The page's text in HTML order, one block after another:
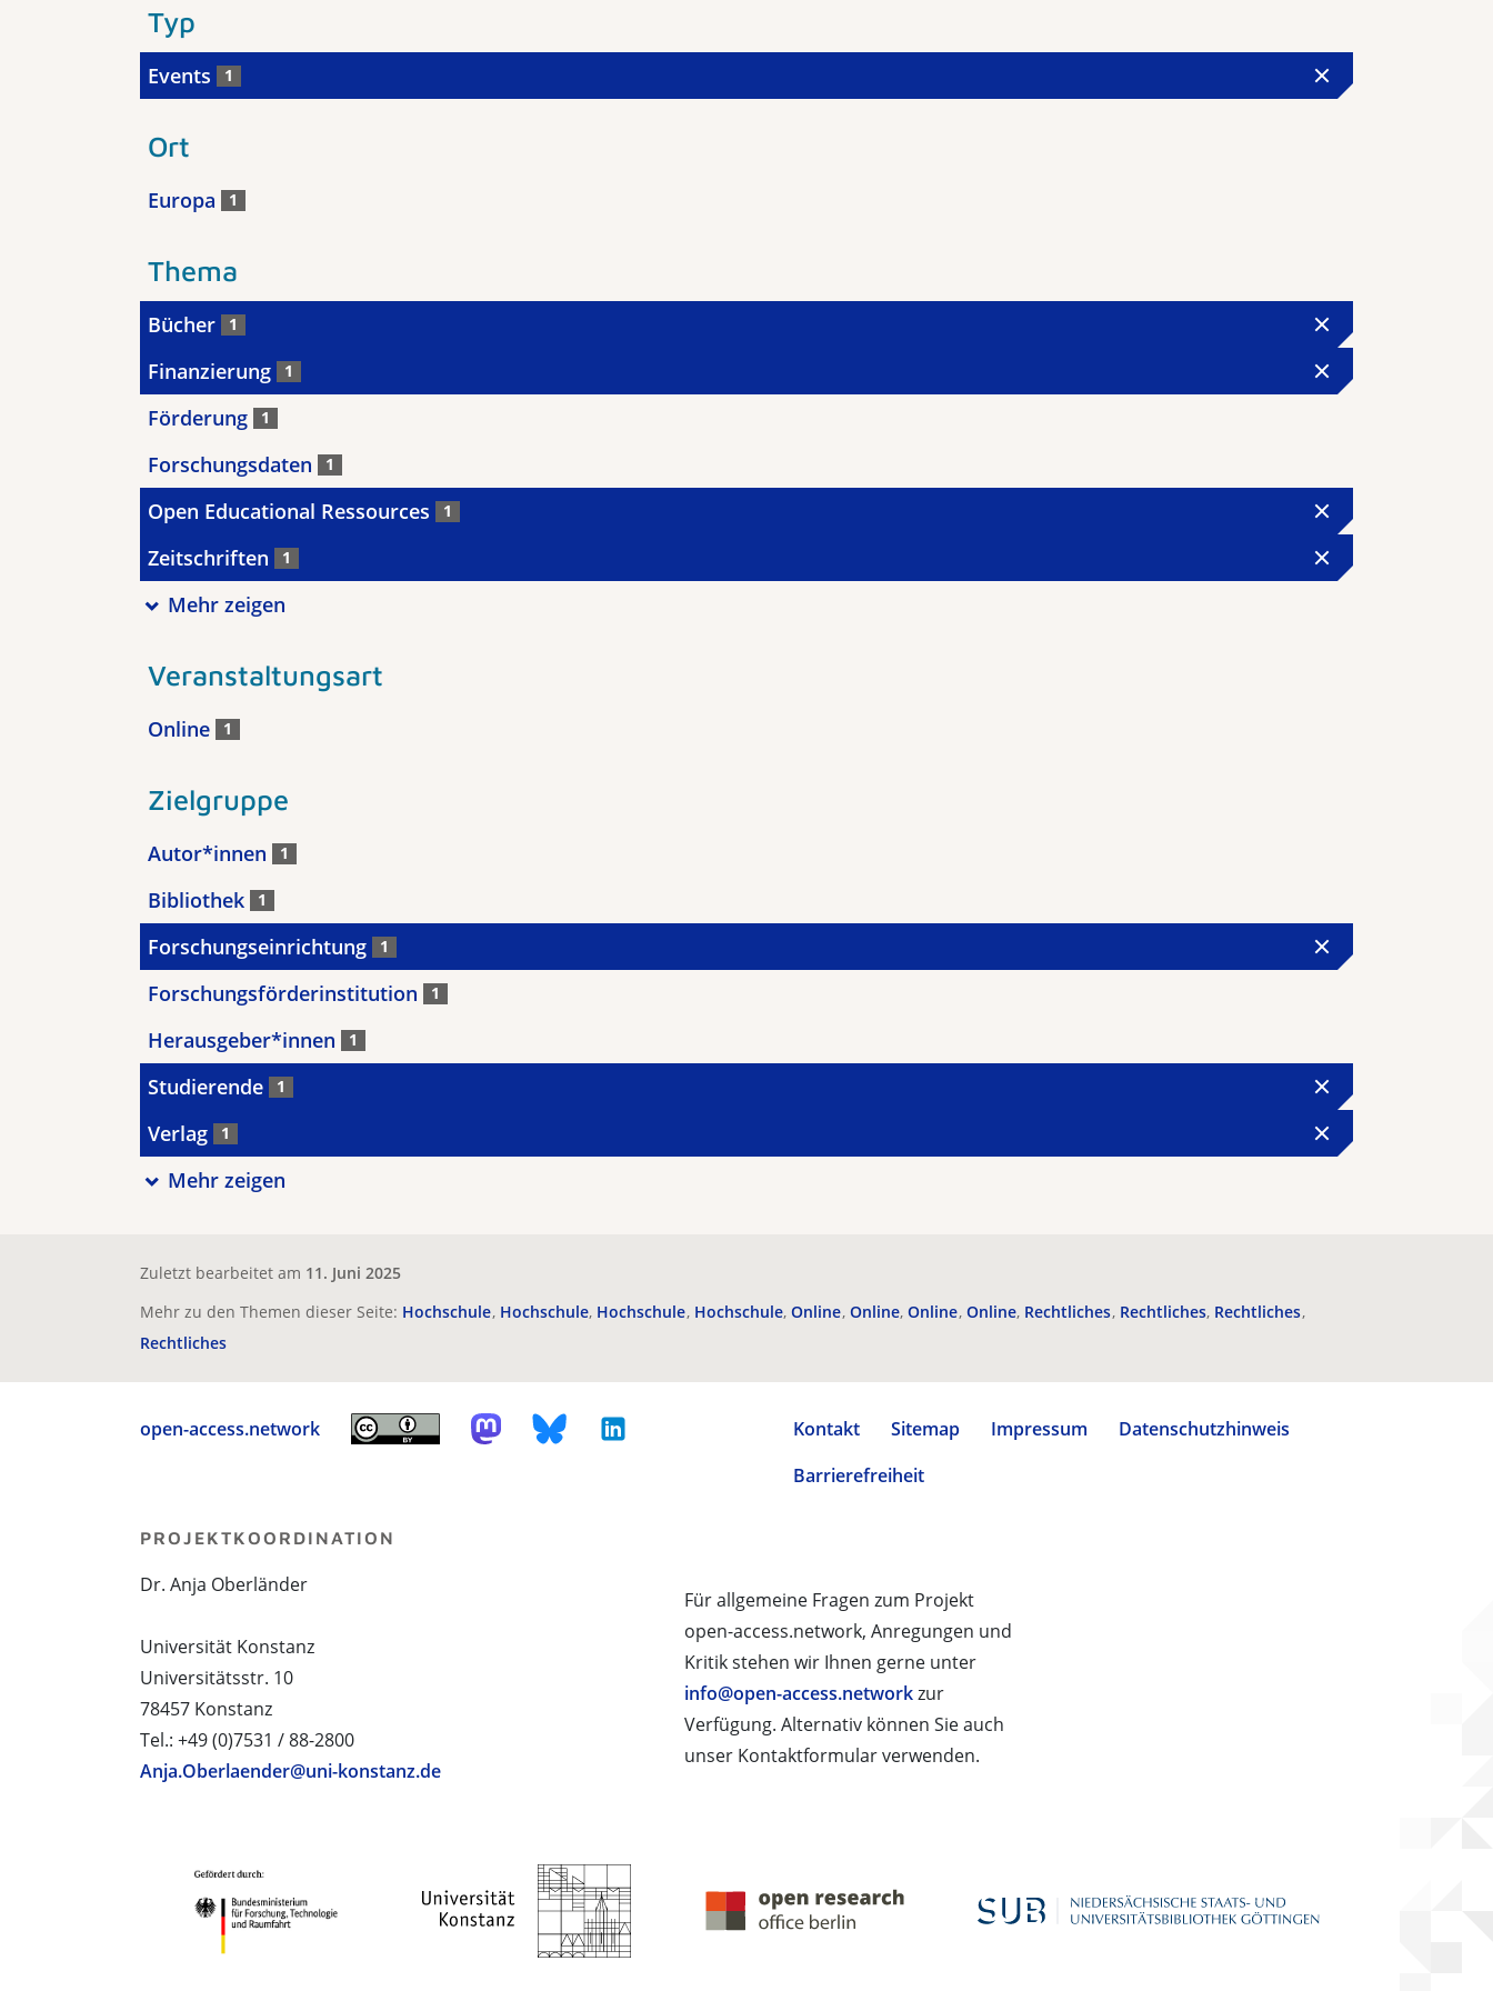
Typ
Events 1
Ort
Europa 1
Thema
Bücher 1
Finanzierung 1
Förderung 1
Forschungsdaten 1
Open Educational Ressources 1
Zeitschriften 1
Mehr zeigen
Veranstaltungsart
Online 1
Zielgruppe
Autor*innen 1
Bibliothek 1
Forschungseinrichtung 1
Forschungsförderinstitution 1
Herausgeber*innen 1
Studierende 1
Verlag 1
Mehr zeigen
Zuletzt bearbeitet am 11. Juni 2025
Mehr zu den Themen dieser Seite: Hochschule Hochschule Hochschule Hochschule Online Online Online Online Rechtliches Rechtliches Rechtliches
Rechtliches
open-access.network Kontakt Sitemap Impressum
Datenschutzhinweis
Barrierefreiheit
Für allgemeine Fragen zum Projekt
open-access.network, Anregungen und
Kritik stehen wir Ihnen gerne unter
info@open-access.networkzur
Verfügung. Alternativ können Sie auch
unser Kontaktformular verwenden.
PROJEKTKOORDINATION
Dr. Anja Oberländer
Universität Konstanz
Universitätsstr. 10
78457 Konstanz
Tel.: +49 (0)7531 / 88-2800
Anja.Oberlaender@uni-konstanz.de